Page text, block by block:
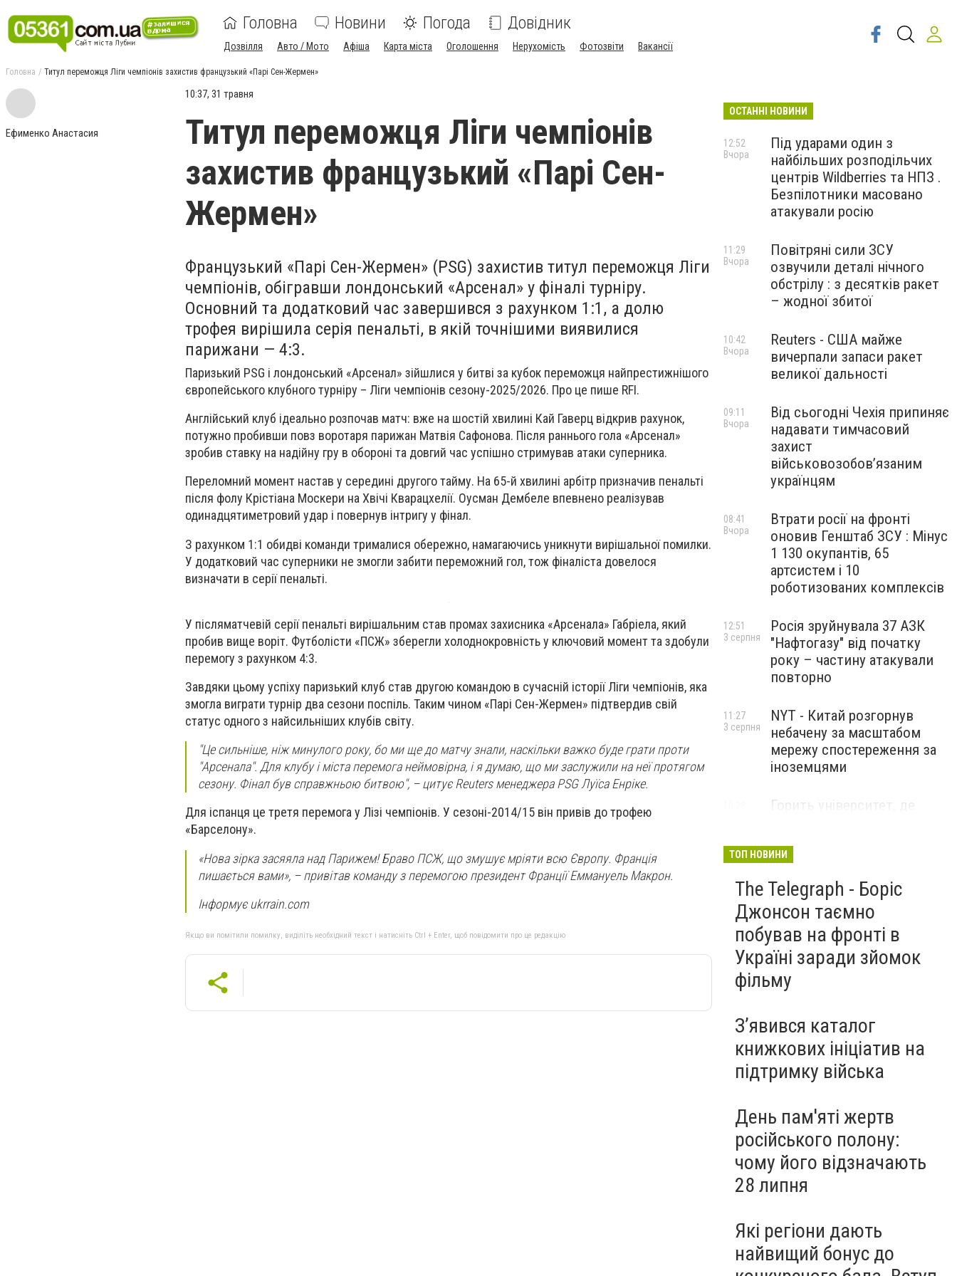
Головна Новини Погода Довідник
Дозвілля Авто / Мото Афіша Карта міста Оголошення Нерухомість Фотозвіти Вакансії
Головна Титул переможця Ліги чемпіонів захистив французький «Парі Сен-Жермен»
Ефименко Анастасия
10:37, 31 травня
Титул переможця Ліги чемпіонів
захистив французький «Парі Сен-
Жермен»
Французький «Парі Сен-Жермен» (PSG) захистив титул переможця Ліги
чемпіонів, обігравши лондонський «Арсенал» у фіналі турніру.
Основний та додатковий час завершився з рахунком 1:1, а долю
трофея вирішила серія пенальті, в якій точнішими виявилися
парижани — 4:3.
Паризький PSG і лондонський «Арсенал» зійшлися у битві за кубок переможця найпрестижнішого
європейського клубного турніру – Ліги чемпіонів сезону-2025/2026. Про це пише RFI.
Англійський клуб ідеально розпочав матч: вже на шостій хвилині Кай Гаверц відкрив рахунок,
потужно пробивши повз воротаря парижан Матвія Сафонова. Після раннього гола «Арсенал»
зробив ставку на надійну гру в обороні та довгий час успішно стримував атаки суперника.
Переломний момент настав у середині другого тайму. На 65-й хвилині арбітр призначив пенальті
після фолу Крістіана Москери на Хвічі Кварацхелії. Оусман Дембеле впевнено реалізував
одинадцятиметровий удар і повернув інтригу у фінал.
З рахунком 1:1 обидві команди трималися обережно, намагаючись уникнути вирішальної помилки.
У додатковий час суперники не змогли забити переможний гол, тож фіналіста довелося
визначати в серії пенальті.
У післяматчевій серії пенальті вирішальним став промах захисника «Арсенала» Габріела, який
пробив вище воріт. Футболісти «ПСЖ» зберегли холоднокровність у ключовий момент та здобули
перемогу з рахунком 4:3.
Завдяки цьому успіху паризький клуб став другою командою в сучасній історії Ліги чемпіонів, яка
змогла виграти турнір два сезони поспіль. Таким чином «Парі Сен-Жермен» підтвердив свій
статус одного з найсильніших клубів світу.
"Це сильніше, ніж минулого року, бо ми ще до матчу знали, наскільки важко буде грати проти
"Арсенала". Для клубу і міста перемога неймовірна, і я думаю, що ми заслужили на неї протягом
сезону. Фінал був справжньою битвою", – цитує Reuters менеджера PSG Луїса Енріке.
Для іспанця це третя перемога у Лізі чемпіонів. У сезоні-2014/15 він привів до трофею
«Барселону».
«Нова зірка засяяла над Парижем! Браво ПСЖ, що змушує мріяти всю Європу. Франція
пишається вами», – привітав команду з перемогою президент Франції Еммануель Макрон.
Інформує ukrrain.com
Якщо ви помітили помилку, виділіть необхідний текст і натисніть Ctrl + Enter, щоб повідомити про це редакцію
ОСТАННІ НОВИНИ
Під ударами один з
найбільших розподільчих
центрів Wildberries та НПЗ .
Безпілотники масовано
атакували росію
12:52
Вчора
Повітряні сили ЗСУ
озвучили деталі нічного
обстрілу : з десятків ракет
– жодної збитої
11:29
Вчора
Reuters - США майже
вичерпали запаси ракет
великої дальності
10:42
Вчора
Від сьогодні Чехія припиняє
надавати тимчасовий
захист
військовозобов’язаним
українцям
09:11
Вчора
Втрати росії на фронті
оновив Генштаб ЗСУ : Мінус
1 130 окупантів, 65
артсистем і 10
роботизованих комплексів
08:41
Вчора
Росія зруйнувала 37 АЗК
"Нафтогазу" від початку
року – частину атакували
повторно
12:51
3 серпня
NYT - Китай розгорнув
небачену за масштабом
мережу спостереження за
іноземцями
11:27
3 серпня
Горить університет, де
ТОП НОВИНИ
The Telegraph - Боріс
Джонсон таємно
побував на фронті в
Україні заради зйомок
фільму
З’явився каталог
книжкових ініціатив на
підтримку війська
День пам'яті жертв
російського полону:
чому його відзначають
28 липня
Які регіони дають
найвищий бонус до